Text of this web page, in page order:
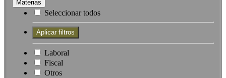
Materias
Seleccionar todos
Laboral
Fiscal
Otros